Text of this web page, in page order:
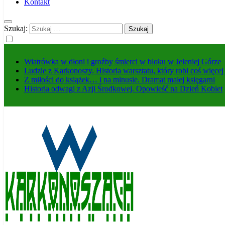
Szukaj:
Wiatrówka w dłoni i groźby śmierci w bloku w Jeleniej Górze
Ludzie z Karkonoszy. Historia warsztatu, który robi coś
Z miłości do książek… i na minusie. Dramat małej księgarni
Historia odwagi z Azji Środkowej. Opowieść na Dzień Kobiet